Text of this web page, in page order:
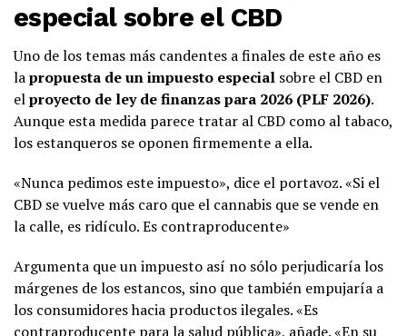
especial sobre el CBD
Uno de los temas más candentes a finales de este año es
lapropuesta de un impuesto especial sobre el CBD en
elproyecto de ley de finanzas para 2026 (PLF 2026).
Aunque esta medida parece tratar al CBD como al tabaco,
los estanqueros se oponen firmemente a ella.
«Nunca pedimos este impuesto», dice el portavoz. «Si el
CBD se vuelve más caro que el cannabis que se vende en
la calle, es ridículo. Es contraproducente»
Argumenta que un impuesto así no sólo perjudicaría los
márgenes de los estancos, sino que también empujaría a
los consumidores hacia productos ilegales. «Es
contraproducente para la salud pública», añade. «En su